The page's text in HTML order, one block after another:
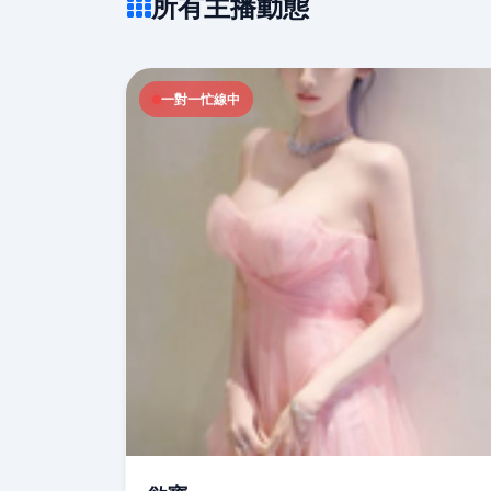
一對一忙線中